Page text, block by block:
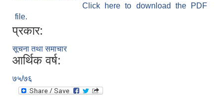
Click here to download the PDF
file.
प्रकार:
सूचना तथा समाचार
आर्थिक वर्ष:
७५/७६